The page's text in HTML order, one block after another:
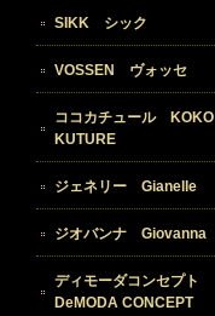
SIKK シック
VOSSEN ヴォッセ
ココカチュール KOKO
KUTURE
ジェネリー Gianelle
ジオバンナ Giovanna
ディモーダコンセプト
DeMODA CONCEPT